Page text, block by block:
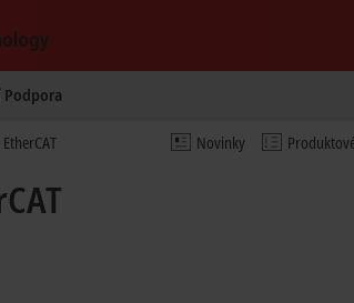
Podpora
Novinky
EtherCAT